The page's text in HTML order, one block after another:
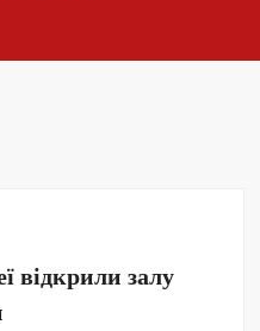
відкрили залу